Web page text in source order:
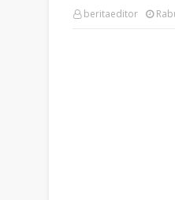
beritaeditor